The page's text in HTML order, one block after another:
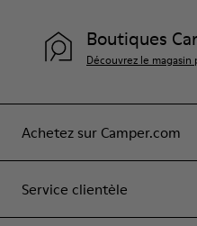
Achetez sur Camper.com
Service clientèle
Boutiques
Découvrez le magasin